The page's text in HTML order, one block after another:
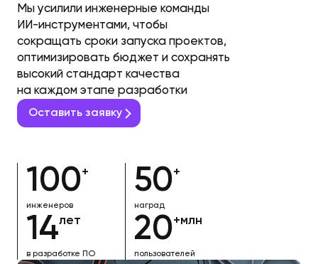
Мы усилили инженерные команды
ИИ-инструментами, чтобы
сокращать сроки запуска проектов,
оптимизировать бюджет и сохранять
высокий стандарт качества
на каждом этапе разработки
Оставить заявку
100+
инженеров
50+
наград
14лет
в разработке ПО
20+млн
пользователей